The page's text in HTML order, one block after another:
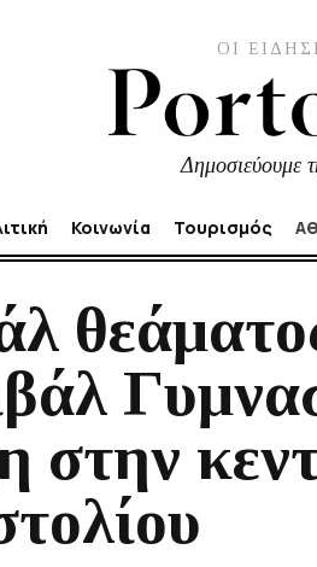
ΟΙ
Δημοσιεύουμε
Κοινωνία Τουρισμός
στην